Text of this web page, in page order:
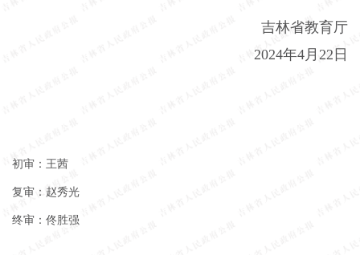
吉林省教育厅
2024年4月22日
初审：王茜
复审：赵秀光
终审：佟胜强